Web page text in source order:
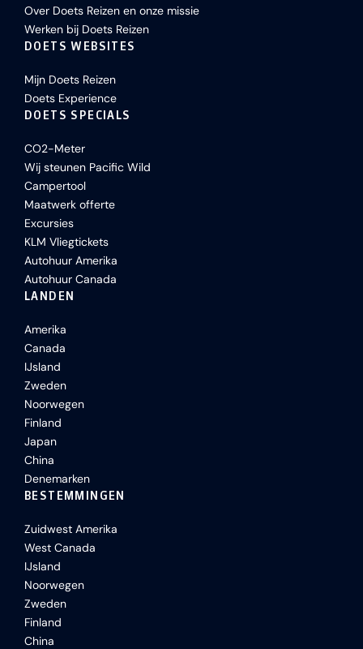
Over Doets Reizen en onze missie
Werken bij Doets Reizen
DOETS WEBSITES
Mijn Doets Reizen
Doets Experience
DOETS SPECIALS
CO2-Meter
Wij steunen Pacific Wild
Campertool
Maatwerk offerte
Excursies
KLM Vliegtickets
Autohuur Amerika
Autohuur Canada
LANDEN
Amerika
Canada
IJsland
Zweden
Noorwegen
Finland
Japan
China
Denemarken
BESTEMMINGEN
Zuidwest Amerika
West Canada
IJsland
Noorwegen
Zweden
Finland
China